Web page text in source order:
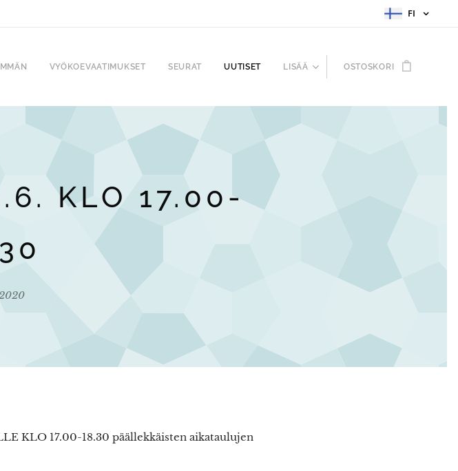
FI
VYÖKOEVAATIMUKSET SEURAT UUTISET LISÄÄ OSTOSKORI
KLO 17.00-
KLO 17.00-18.30 päällekkäisten aikataulujen